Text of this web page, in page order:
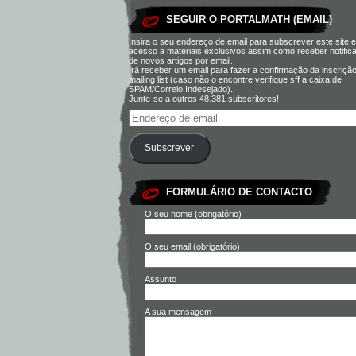
SEGUIR O PORTALMATH (EMAIL)
Insira o seu endereço de email para subscrever este site
acesso a materiais exclusivos assim como receber
de novos artigos por email.
Irá receber um email para fazer a confirmação da
mailing list (caso não o encontre verifique sff a caixa de
SPAM/Correio Indesejado).
Junte-se a outros 48.381 subscritores!
Subscrever
FORMULÁRIO DE CONTACTO
O seu nome (obrigatório)
O seu email (obrigatório)
Assunto
A sua mensagem